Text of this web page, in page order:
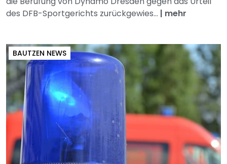
des DFB-Sportgerichts zurückgewies... | mehr
BAUTZEN NEWS